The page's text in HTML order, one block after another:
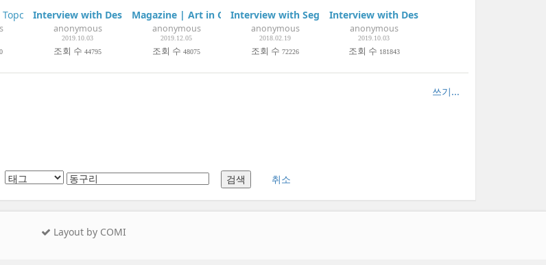
음 Interview with Design Press ①
anonymous
2019.10.03
조회 수 44795
Magazine | Art in Culture - Cover & Focus | 2019 Nov.
anonymous
2019.12.05
조회 수 48075
Interview with Segye Times | 세계일보 인터뷰
anonymous
2018.02.19
조회 수 72226
Interview with Design Press ②
anonymous
2019.10.03
조회 수 181843
쓰기...
취소
Layout by COMI